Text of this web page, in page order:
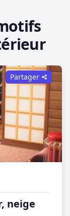
neige
Partager